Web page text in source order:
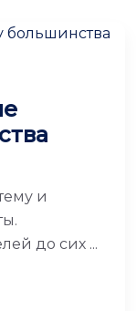
и
до сих ...